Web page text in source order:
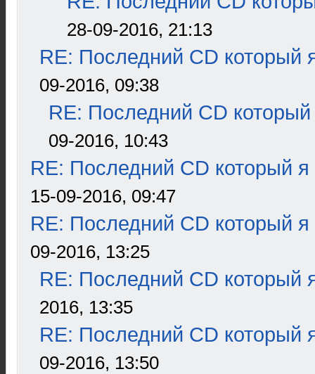
28-09-2016, 21:13
RE: Последний CD который
09-2016, 09:38
RE: Последний CD который
09-2016, 10:43
RE: Последний CD который я
15-09-2016, 09:47
RE: Последний CD который я
09-2016, 13:25
RE: Последний CD который
2016, 13:35
RE: Последний CD который
09-2016, 13:50